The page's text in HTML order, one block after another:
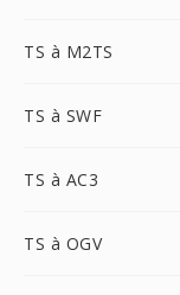
TS à M2TS
TS à SWF
TS à AC3
TS à OGV